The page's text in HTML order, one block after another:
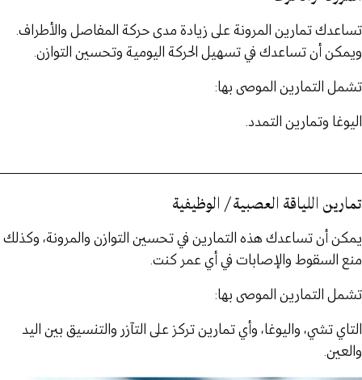
تساعدك تمارين المرونة على زيادة مدى حركة المفاصل والأطراف.
ويمكن أن تساعدك في تسهيل الحركة اليومية وتحسين التوازن.
تشمل التمارين الموصى بها:
اليوغا وتمارين التمدد.
تمارين اللياقة العصبية / الوظيفية
يمكن أن تساعدك هذه التمارين في تحسين التوازن والمرونة، وكذلك
منع السقوط والإصابات في أي عمر كنت.
تشمل التمارين الموصى بها:
التاي تشي، واليوغا، وأي تمارين تركز على التآزر والتنسيق بين اليد
والعين.